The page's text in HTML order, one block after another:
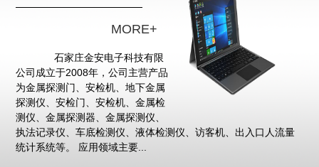
MORE+
石家庄金安电子科技有限
公司成立于2008年，公司主营产品
为金属探测门、安检机、地下金属
探测仪、安检门、安检机、金属检
测仪、金属探测器、金属探测仪、
执法记录仪、车底检测仪、液体检测仪、访客机、出入口人流量
统计系统等。 应用领域主要...